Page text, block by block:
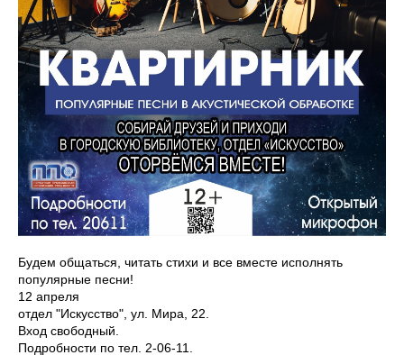
Будем общаться, читать стихи и все вместе исполнять
популярные песни!
12 апреля
отдел "Искусство", ул. Мира, 22.
Вход свободный.
Подробности по тел. 2-06-11.